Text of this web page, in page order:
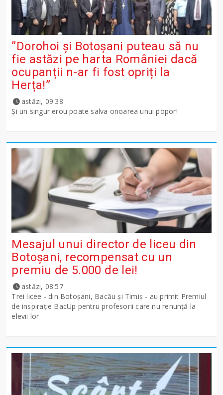
”Dorohoi și Botoșani puteau să nu
fie astăzi pe harta României dacă
ocupanții n-ar fi fost opriți la
Herța!”
astăzi, 09:38
Și un singur erou poate salva onoarea unui popor!
Mesajul unui director de liceu din
Botoșani, recompensat cu un
premiu de 5.000 de lei!
astăzi, 08:57
Trei licee - din Botoșani, Bacău și Timiș - au primit Premiul
de inspirație BacUp pentru profesorii care nu renunță la
elevii lor.